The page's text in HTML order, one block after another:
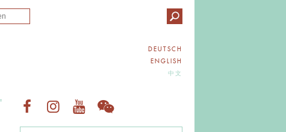
DEUTSCH
ENGLISH
中文